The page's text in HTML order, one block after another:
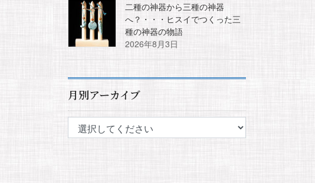
二種の神器から三種の神器
へ？・・・ヒスイでつくった三
種の神器の物語
2026年8月3日
月別アーカイブ